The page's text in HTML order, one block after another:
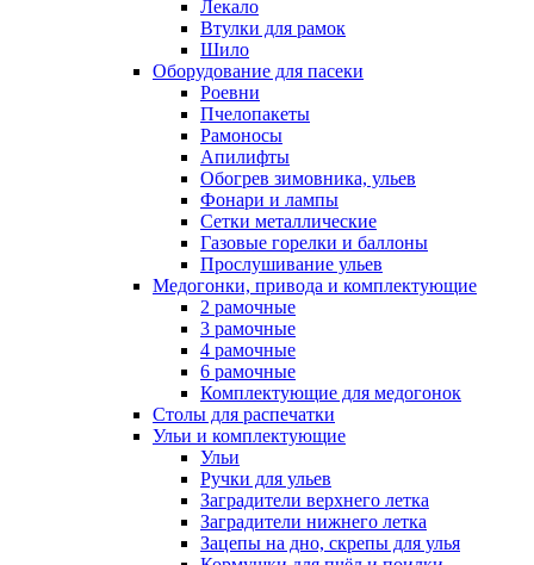
Лекало
Втулки для рамок
Шило
Оборудование для пасеки
Роевни
Пчелопакеты
Рамоносы
Апилифты
Обогрев зимовника, ульев
Фонари и лампы
Сетки металлические
Газовые горелки и баллоны
Прослушивание ульев
Медогонки, привода и комплектующие
2 рамочные
3 рамочные
4 рамочные
6 рамочные
Комплектующие для медогонок
Столы для распечатки
Ульи и комплектующие
Ульи
Ручки для ульев
Заградители верхнего летка
Заградители нижнего летка
Зацепы на дно, скрепы для улья